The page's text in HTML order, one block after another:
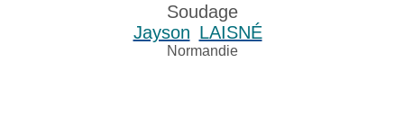
Soudage
Jayson LAISNÉ
Normandie